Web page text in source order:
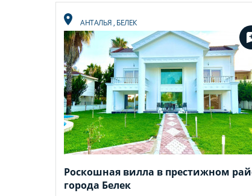
АНТАЛЬЯ, БЕЛЕК
Роскошная вилла в престижном
города Белек